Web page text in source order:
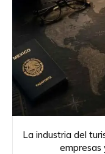
La industria del
empresas